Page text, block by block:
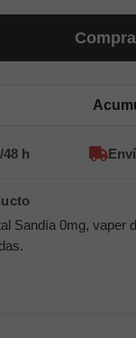
h
Sandía 0mg, vaper